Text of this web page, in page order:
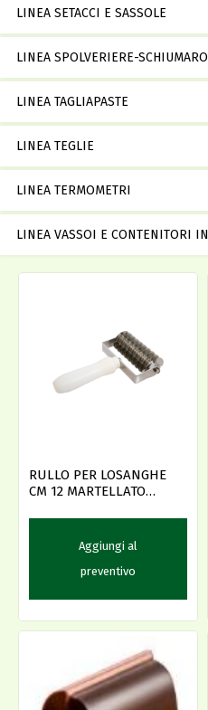
LINEA SETACCI E SASSOLE
LINEA SPOLVERIERE-
LINEA TAGLIAPASTE
LINEA TEGLIE
LINEA TERMOMETRI
LINEA VASSOI E CONTENITORI
RULLO PER LOSANGHE
CM 12 MARTELLATO
Aggiungi al
preventivo